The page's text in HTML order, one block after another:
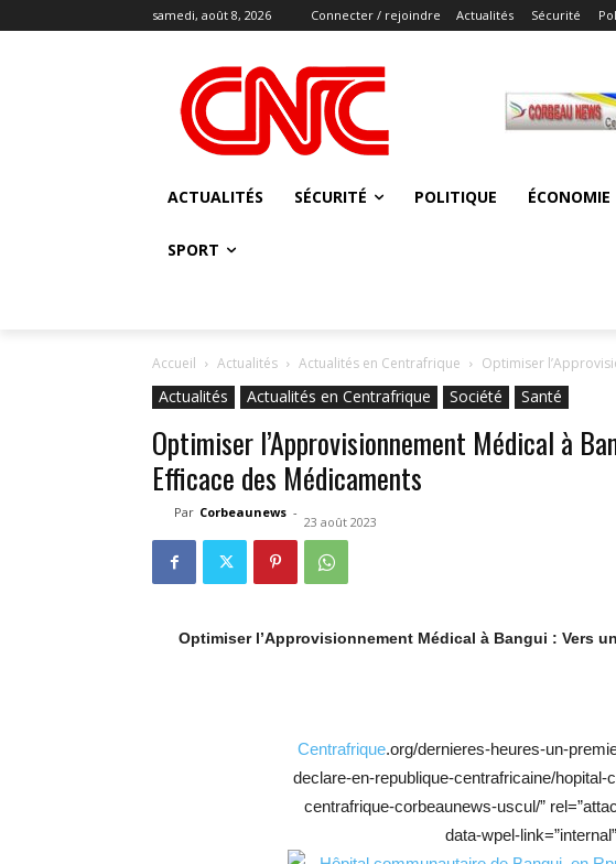
samedi, août 8, 2026 Connecter / rejoindre Actualités Sécurité
ACTUALITÉS SÉCURITÉ POLITIQUE ÉCONOMIE
SPORT
Accueil Actualités Actualités en Centrafrique Optimiser
Actualités Actualités en Centrafrique Société Santé
Optimiser l’Approvisionnement Médical à
Efficace des Médicaments
Par Corbeaunews -
23 août 2023
Optimiser l’Approvisionnement Médical à Bangui : Vers
Centrafrique.org/dernieres-heures-un-
declare-en-republique-centrafricaine/hopital-
centrafrique-corbeaunews-uscul/”
data-wpel-